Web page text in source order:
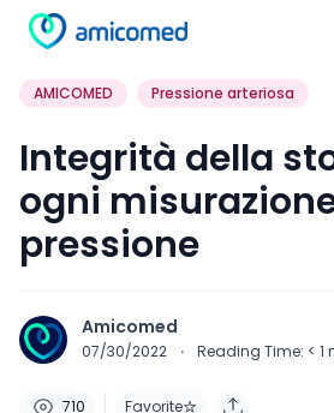
AMICOMED Pressione arteriosa
Integrità della
ogni
pressione
Amicomed
07/30/2022 · Reading Time: < 1
710 Favorite